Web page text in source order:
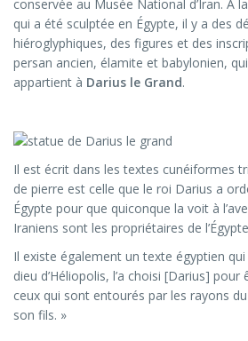
conservée au Musée National d’Iran. À
qui a été sculptée en Égypte, il y a des
hiéroglyphiques, des figures et des
persan ancien, élamite et babylonien,
appartient à Darius le Grand.
Il est écrit dans les textes cunéiformes
de pierre est celle que le roi Darius a
Égypte pour que quiconque la voit à
Iraniens sont les propriétaires de
Il existe également un texte égyptien qui
dieu d’Héliopolis, l’a choisi [Darius]
ceux qui sont entourés par les rayons
son fils. »